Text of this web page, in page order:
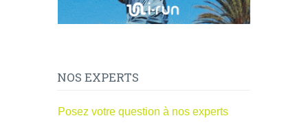
NOS EXPERTS
Posez votre question à nos experts